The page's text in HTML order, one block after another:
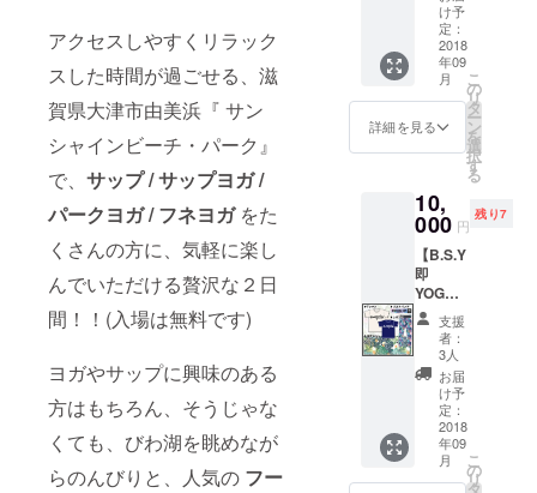
アクセスしやすくリラック
スした時間が過ごせる、滋
賀県大津市由美浜『 サン
シャインビーチ・パーク』
で、 サップ / サップヨガ /
パークヨガ / フネヨガ をた
くさんの方に、気軽に楽し
んでいただける贅沢な２日
間！！(入場は無料です)
ヨガやサップに興味のある
方はもちろん、そうじゃな
くても、びわ湖を眺めなが
らのんびりと、人気の フー
ワイト /
ネイ
ビー サ
イズ：
(男女共
通) M / L
→ ※備
(オフホ
ワイト
か ネイ
ビー) 、
サイ
ズ：( M
か L )を
記入し
てくだ
さい (記
入がな
い場合
には、
オフホ
ワイト
素材で
耐水性
がある
ので、
アウト
ドアで
もガシ
ナイロ
ンサ
コッ
シュ
（¥3,00
0-） カ
ラー：
オレン
ジ or ブ
ラック
サイ
ズ：約
25 x
30cm
→ 備考
BIWAK
OxSUP
xYOGA
限定デ
ザイン
のトー
トバッ
グ、ヨ
ガタオ
ストバ
ンドを
セット
でプレ
ゼン
ト！
トート
バッグ
はコー
デュラ®
素材で
耐水性
があっ
て、 ヨ
ガタオ
ルはも
け予
定：
2018
年09
月
詳細を見る
こ
の
リ
タ
ー
ン
を
選
択
す
る
10,
000 円
残り7
【B.S.Y
即
YOGA
コンプ
リート
セッ
ト！】
BIWAK
OxSUP
xYOGA
オリジ
ナルT
シャ
支援
者：
3人
お届
け予
定：
2018
年09
月
こ
の
リ
タ